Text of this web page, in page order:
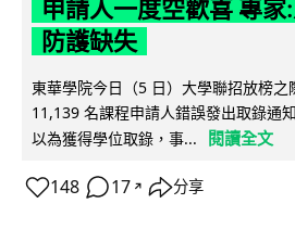
申請人一度空歡喜 專
防護缺失
東華學院今日（5 日）大學聯招放榜
11,139 名課程申請人錯誤發出取錄通
以為獲得學位取錄，事...
閱讀全文
148 17 ↗ 分享